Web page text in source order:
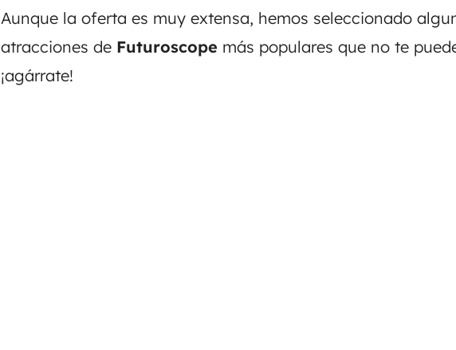
Aunque la oferta es muy extensa, hemos seleccionado
atracciones de Futuroscope más populares que no te
¡agárrate!